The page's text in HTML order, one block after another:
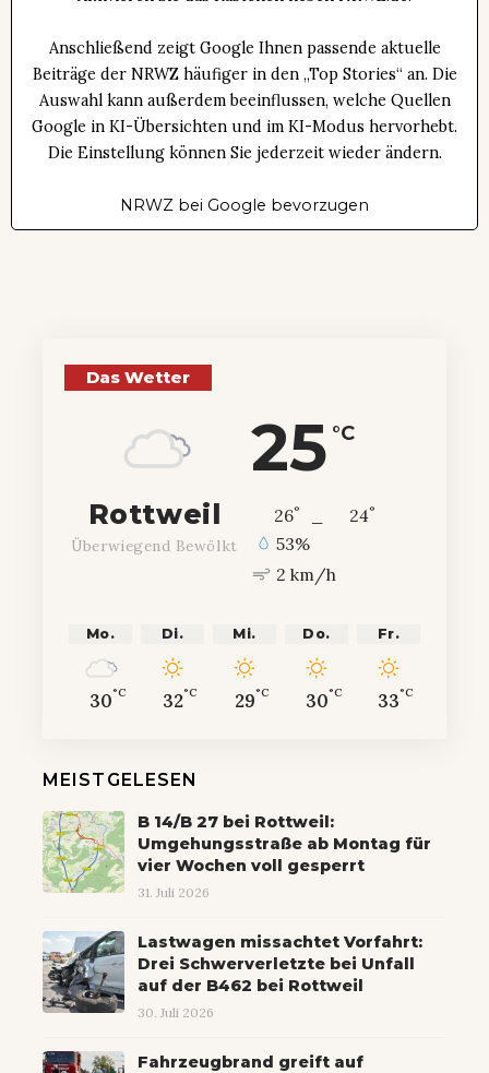
Anschließend zeigt Google Ihnen passende aktuelle
Beiträge der NRWZ häufiger in den „Top Stories“ an. Die
Auswahl kann außerdem beeinflussen, welche Quellen
Google in KI-Übersichten und im KI-Modus hervorhebt.
Die Einstellung können Sie jederzeit wieder ändern.
NRWZ bei Google bevorzugen
Das Wetter
25 °C
Rottweil
Überwiegend Bewölkt
26° 24°
53%
2 km/h
Mo.
30°C
Di.
32°C
Mi.
29°C
Do.
30°C
Fr.
33°C
MEISTGELESEN
B 14/B 27 bei Rottweil:
Umgehungsstraße ab Montag für
vier Wochen voll gesperrt
31. Juli 2026
Lastwagen missachtet Vorfahrt:
Drei Schwerverletzte bei Unfall
auf der B462 bei Rottweil
30. Juli 2026
Fahrzeugbrand greift auf